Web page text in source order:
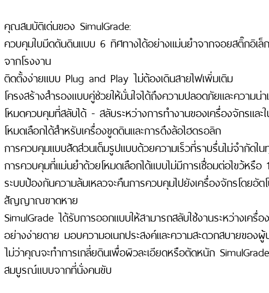
คุณสมบัติเด่นของ SimulGrade:
ควบคุมใบมีดดันดินแบบ 6 ทิศทางได้อย่างแม่นยำจากจอยสติ๊กอิเ
จากโรงงาน
ติดตั้งง่ายแบบ Plug and Play ไม่ต้องเดินสายไฟเพิ่มเติม
โครงสร้างสำรองแบบคู่ช่วยให้มั่นใจได้ถึงความปลอดภัยและความน่
โหมดควบคุมที่สลับได้ - สลับระหว่างการทำงานของเครื่องจักรและ
โหมดเลือกได้สำหรับเครื่องขูดดินและการดึงล้อไฮดรอลิก
การควบคุมแบบสัดส่วนเต็มรูปแบบด้วยความเร็วที่ราบรื่นไม่จำกัดใ
การควบคุมที่แม่นยำด้วยโหมดเลือกได้แบบไม่มีการเชื่อมต่อไขว้หรือ
ระบบป้องกันความล้มเหลวจะคืนการควบคุมไปยังเครื่องจักรโดยอั
สัญญาณขาดหาย
SimulGrade ได้รับการออกแบบให้สามารถสลับใช้งานระหว่างเครื่
อย่างง่ายดาย มอบความอเนกประสงค์และความสะดวกสบายของ
ไม่ว่าคุณจะทำการเกลี่ยดินเพื่อผิวละเอียดหรือตัดหนัก
สมบูรณ์แบบจากที่นั่งคนขับ